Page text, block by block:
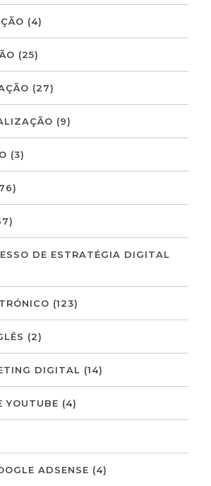
(4)
(25)
(27)
(9)
(3)
DE ESTRATÉGIA DIGITAL
(123)
(2)
DIGITAL (14)
YOUTUBE (4)
ADSENSE (4)